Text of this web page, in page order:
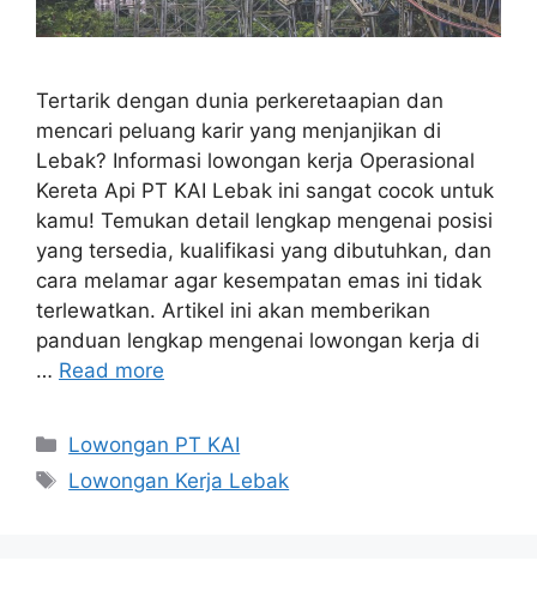
Tertarik dengan dunia perkeretaapian dan
mencari peluang karir yang menjanjikan di
Lebak? Informasi lowongan kerja Operasional
Kereta Api PT KAI Lebak ini sangat cocok untuk
kamu! Temukan detail lengkap mengenai posisi
yang tersedia, kualifikasi yang dibutuhkan, dan
cara melamar agar kesempatan emas ini tidak
terlewatkan. Artikel ini akan memberikan
panduan lengkap mengenai lowongan kerja di
… Read more
Categories
Lowongan PT KAI
Tags
Lowongan Kerja Lebak